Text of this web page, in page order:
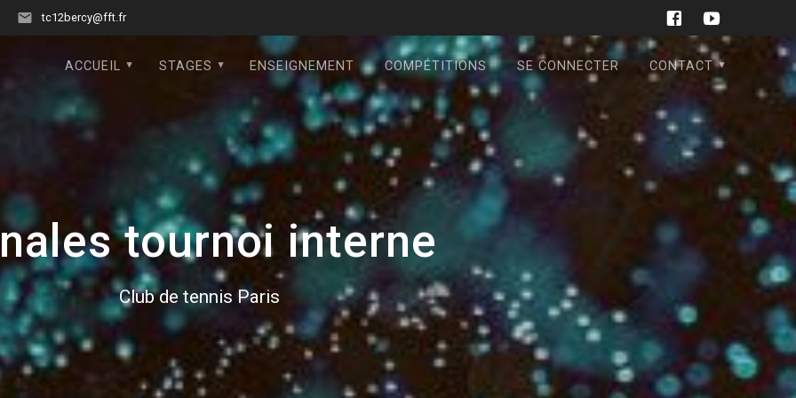
tc12bercy@fft.fr
ACCUEIL STAGES ENSEIGNEMENT COMPÉTITIONS SE CONNECTER CONTACT
tournoi interne
Club de tennis Paris